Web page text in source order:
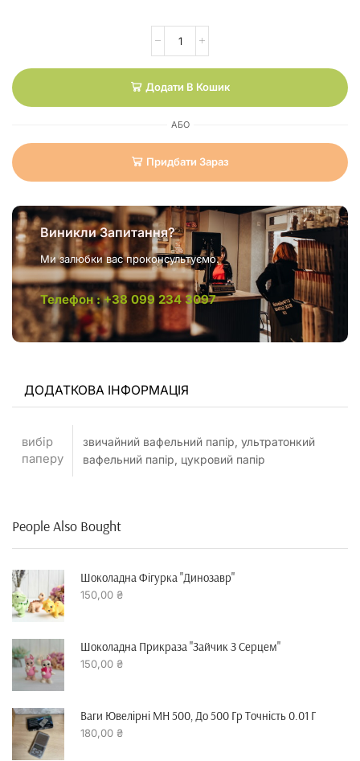
Додати В Кошик
АБО
Придбати Зараз
Виникли Запитання?
Ми залюбки вас проконсультуємо.
Телефон : +38 099 234 3097
ДОДАТКОВА ІНФОРМАЦІЯ
вибір
паперу
звичайний вафельний папір, ультратонкий
вафельний папір, цукровий папір
People Also Bought
Шоколадна Фігурка "динозавр"
150,00 ₴
Шоколадна Прикраза "зайчик З Серцем"
150,00 ₴
Ваги Ювелірні MH 500, До 500 Гр Точність 0.01 Г
180,00 ₴